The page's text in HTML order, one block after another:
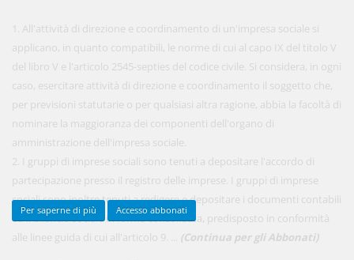
1. All'attività di direzione e coordinamento di un'impresa sociale si
applicano, in quanto compatibili, le norme di cui al capo IX del titolo V
del libro V e l'articolo 2545-septies del codice civile. Si considera, in ogni
caso, esercitare attività di direzione e coordinamento il soggetto che,
per previsioni statutarie o per qualsiasi altra ragione, abbia la facoltà di
nominare la maggioranza dei componenti dell'organo di
amministrazione dell'impresa sociale.
2. I gruppi di imprese sociali sono tenuti a depositare l'accordo di
partecipazione presso il registro delle imprese. I gruppi di imprese
sociali sono inoltre tenuti a redigere e depositare i documenti contabili
ed il bilancio sociale in forma consolidata, predisposto in conformità
alle linee guida di cui all'articolo 9. ... (Continua per gli Abbonati)
450,00 € ANNUALI
570.00€ risparmi il 21%!
Acquista ora
48,00 €
Acquista ora
Per saperne di più Accesso abbonati